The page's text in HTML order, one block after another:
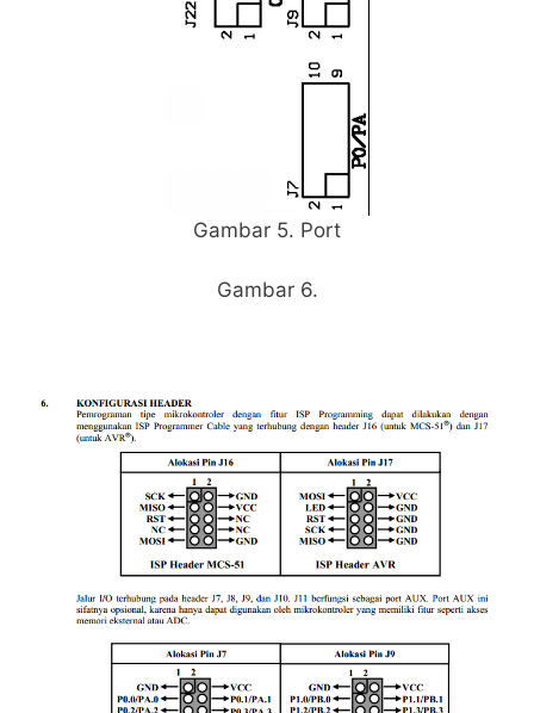
Gambar 5. Port
Gambar 6.